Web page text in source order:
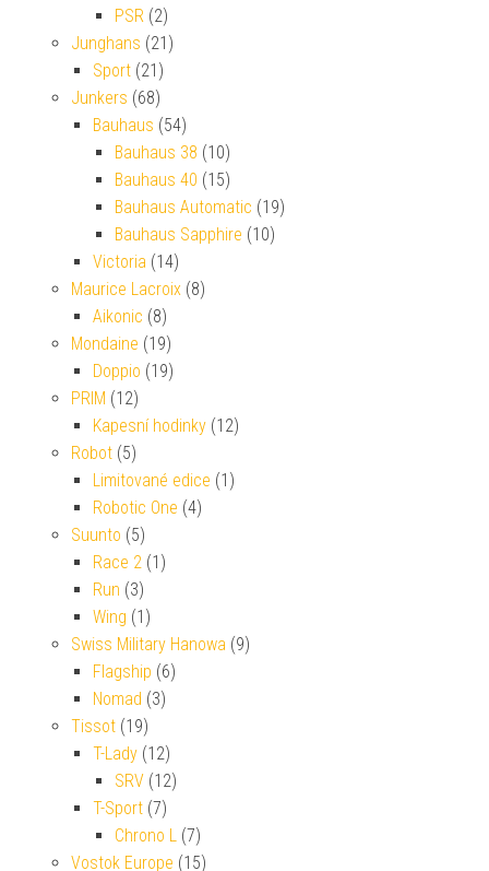
PSR (2)
Junghans (21)
Sport (21)
Junkers (68)
Bauhaus (54)
Bauhaus 38 (10)
Bauhaus 40 (15)
Bauhaus Automatic (19)
Bauhaus Sapphire (10)
Victoria (14)
Maurice Lacroix (8)
Aikonic (8)
Mondaine (19)
Doppio (19)
PRIM (12)
Kapesní hodinky (12)
Robot (5)
Limitované edice (1)
Robotic One (4)
Suunto (5)
Race 2 (1)
Run (3)
Wing (1)
Swiss Military Hanowa (9)
Flagship (6)
Nomad (3)
Tissot (19)
T-Lady (12)
SRV (12)
T-Sport (7)
Chrono L (7)
Vostok Europe (15)